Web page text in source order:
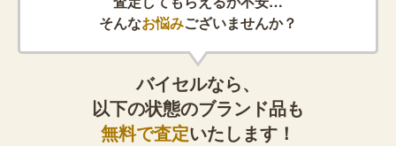
そんなお悩みございませんか？
バイセルなら、
以下の状態のブランド品も
無料で査定いたします！